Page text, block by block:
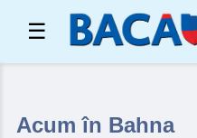
☰
Acum în Bahna